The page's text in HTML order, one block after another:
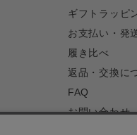
ギフトラッピ
お支払い・発
履き比べ
返品・交換に
FAQ
お問い合わせ